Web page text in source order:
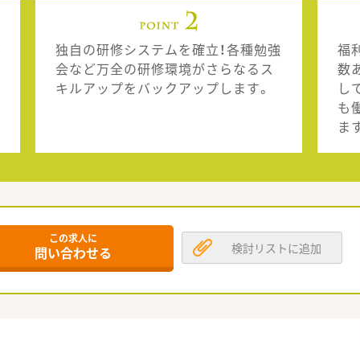
独自の研修システムを確立！各種勉強
会など万全の研修環境がさらなるス
キルアップをバックアップします。
福
数
し
も
ま
この求人に
問い合わせる 検討リストに追加